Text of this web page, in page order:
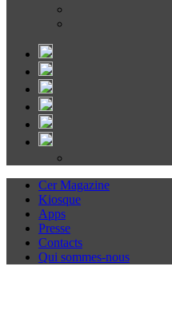
Cer Magazine
Kiosque
Apps
Presse
Contacts
Qui sommes-nous